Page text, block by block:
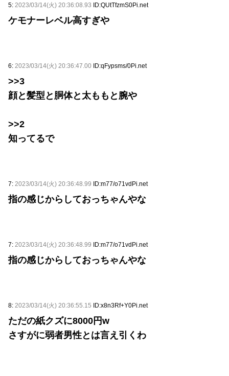
5: 2023/03/14(火) 20:36:08.93 ID:QUtTfzmS0Pi.net
ケモナーレベル高すぎや
6: 2023/03/14(火) 20:36:47.00 ID:qFypsms/0Pi.net
>>3
顔と髪型と胴体と太ももと腕や
>>2
知ってるで
7: 2023/03/14(火) 20:36:48.99 ID:m77/o71vdPi.net
指の感じからしておっちゃんやな
7: 2023/03/14(火) 20:36:48.99 ID:m77/o71vdPi.net
指の感じからしておっちゃんやな
8: 2023/03/14(火) 20:36:55.15 ID:x8n3Rf+Y0Pi.net
ただの紙クズに8000円w
さすがに弱者男性とは言え引くわ